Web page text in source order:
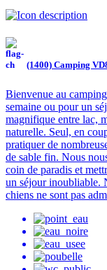
(1400) Camping
Bienvenue au
semaine ou pour un
magnifique entre lac,
naturelle. Seul, en
pratiquer de
de sable fin. Nous
coin de paradis et
un séjour inoubliable.
chiens ne sont pas